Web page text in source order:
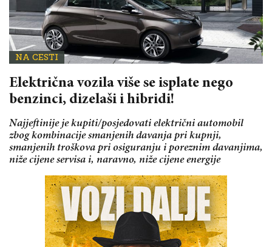
NA CESTI
Električna vozila više se isplate nego
benzinci, dizelaši i hibridi!
Najjeftinije je kupiti/posjedovati električni automobil
zbog kombinacije smanjenih davanja pri kupnji,
smanjenih troškova pri osiguranju i poreznim davanjima,
niže cijene servisa i, naravno, niže cijene energije